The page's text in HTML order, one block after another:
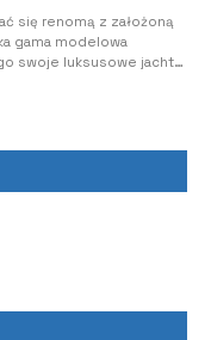
się renomą z założoną
gama modelowa
swoje luksusowe jachty
Nautica. O marce